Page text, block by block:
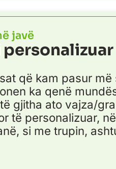
javë
që kam pasur
ka qenë
gjitha ato vajza/
të personalizuar,
si me trupin,